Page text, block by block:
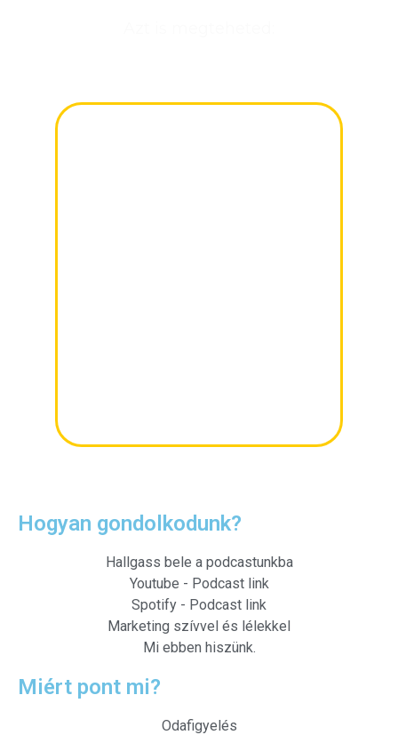
Hogyan gondolkodunk?
Hallgass bele a podcastunkba
Youtube - Podcast link
Spotify - Podcast link
Marketing szívvel és lélekkel
Mi ebben hiszünk.
Miért pont mi?
Odafigyelés